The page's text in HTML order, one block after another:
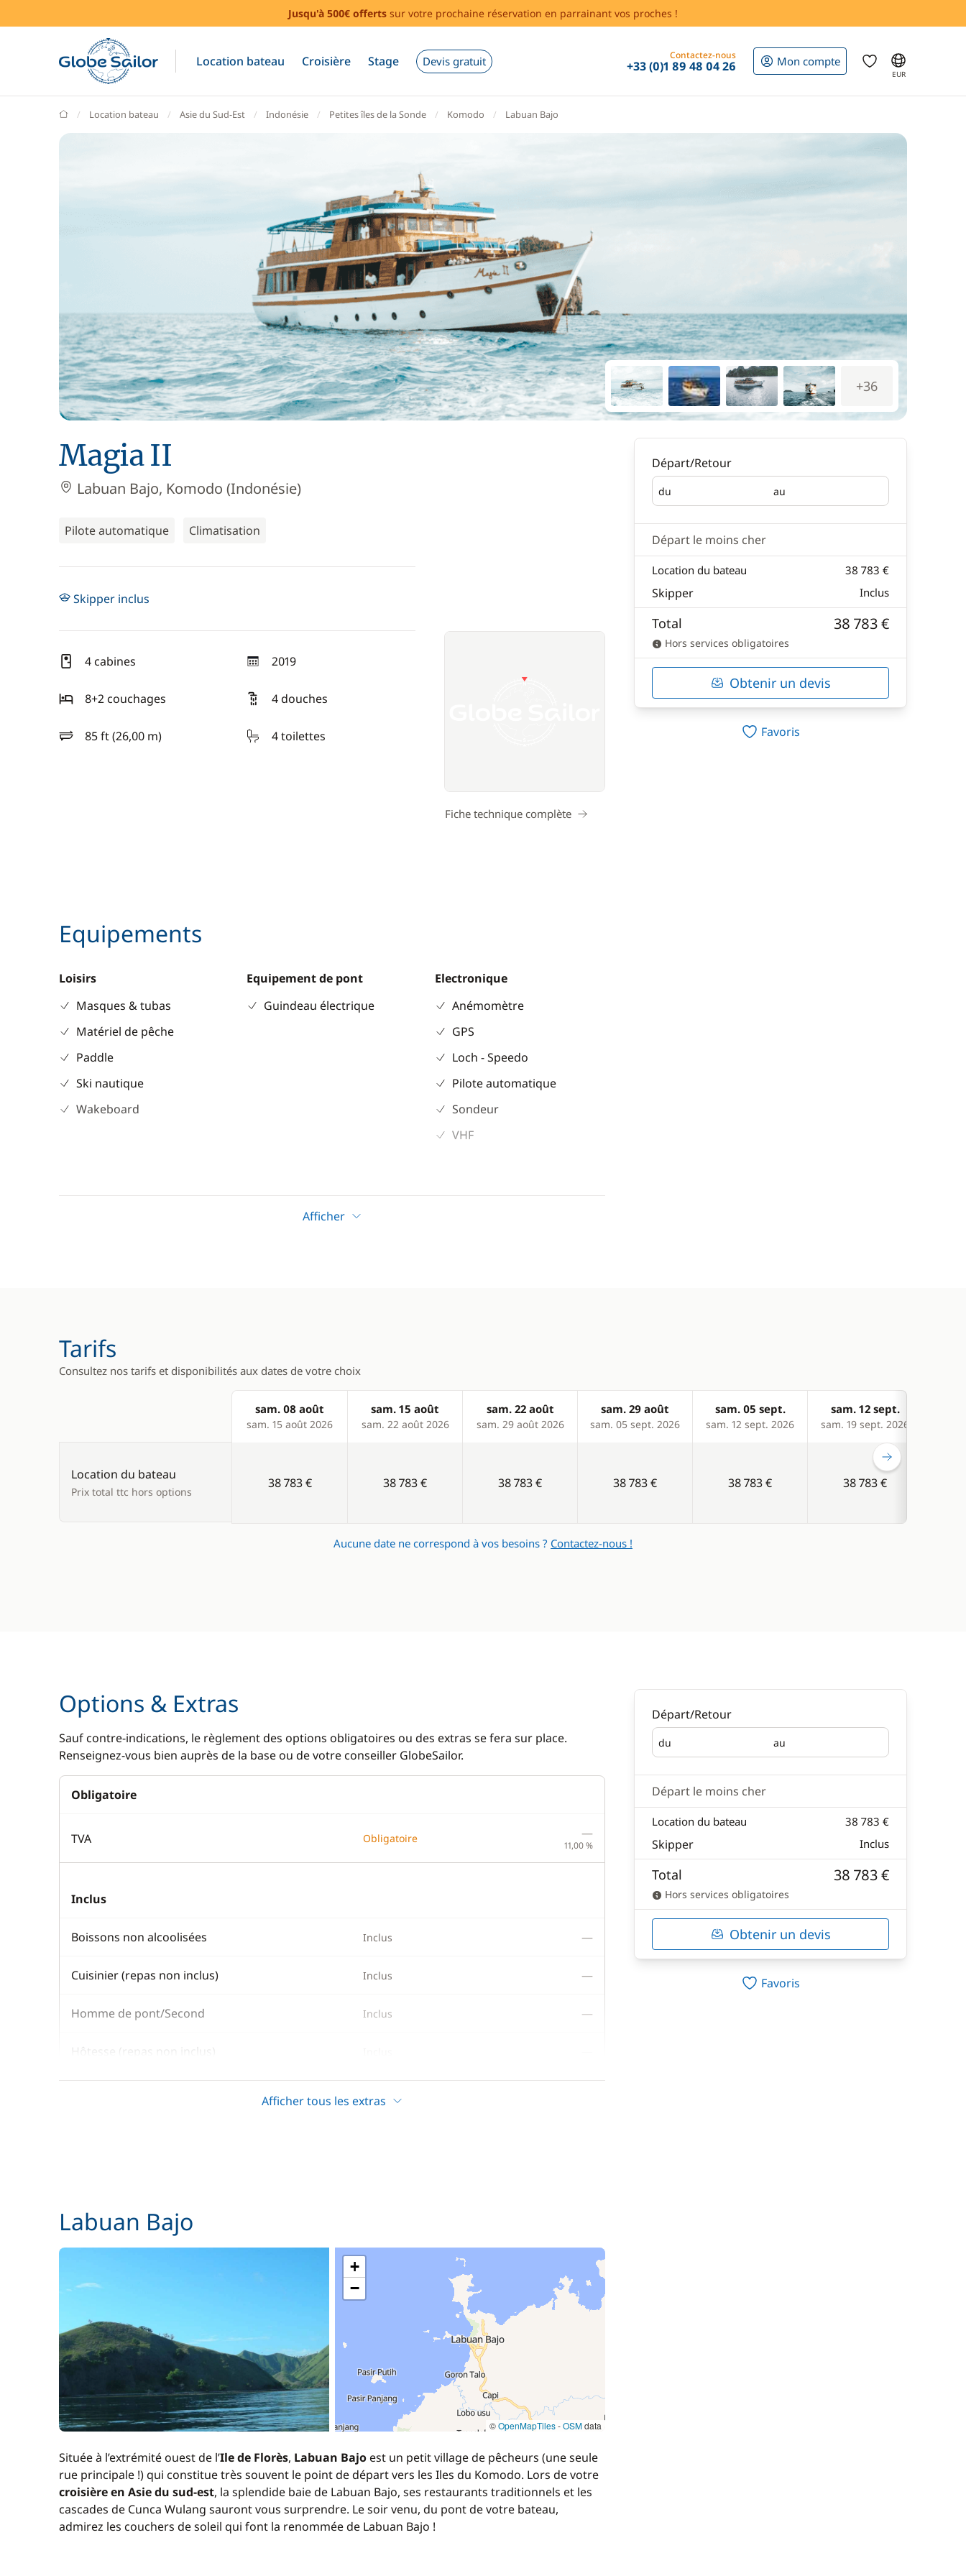
Jusqu'à 500€ offerts sur votre prochaine réservation en parrainant vos proches !
Location bateau Croisière Stage Devis gratuit Contactez-nous
+33 (0)1 89 48 04 26 Mon compte
EUR
GlobeSailor
Location bateau Asie du Sud-Est Indonésie Petites îles de la Sonde Komodo Labuan Bajo
+36
Magia II
Labuan Bajo, Komodo (Indonésie)
Pilote automatique Climatisation
Skipper inclus
4 cabines 2019
année
8+2 couchages
4 douches
85 ft (26,00 m)
longueur 4 toilettes
Fiche technique complète
Equipements
Loisirs
Masques & tubas
Matériel de pêche
Paddle
Ski nautique
Wakeboard
Equipement de pont
Guindeau électrique
Electronique
Anémomètre
GPS
Loch - Speedo
Pilote automatique
Sondeur
VHF
Afficher
Départ/Retour
du
Départ au
Retour
Départ le moins cher
Location du bateau 38 783 €
Skipper Inclus
Total 38 783 €
Hors services obligatoires
Obtenir un devis
Favoris
Tarifs
Consultez nos tarifs et disponibilités aux dates de votre choix
Products
sam. 08 août
sam. 15 août 2026
sam. 15 août
sam. 22 août 2026
sam. 22 août
sam. 29 août 2026
sam. 29 août
sam. 05 sept. 2026
sam. 05 sept.
sam. 12 sept. 2026
sam. 12 sept.
sam. 19 sept. 2026
Location du bateau
Prix total ttc hors options
38 783 € 38 783 € 38 783 € 38 783 € 38 783 € 38 783 €
Aucune date ne correspond à vos besoins ? Contactez-nous !
Options & Extras
Sauf contre-indications, le règlement des options obligatoires ou des extras se fera sur place.
Renseignez-vous bien auprès de la base ou de votre conseiller GlobeSailor.
Obligatoire
TVA Obligatoire —
11,00 %
Inclus
Boissons non alcoolisées Inclus —
Cuisinier (repas non inclus) Inclus —
Homme de pont/Second Inclus —
Hôtesse (repas non inclus)
Afficher tous les extras
Labuan Bajo
+
−
©OpenMapTiles-OSMdata
Située à l’extrémité ouest de l’Ile de Florès, Labuan Bajo est un petit village de pêcheurs (une seule
rue principale !) qui constitue très souvent le point de départ vers les Iles du Komodo. Lors de votre
croisière en Asie du sud-est, la splendide baie de Labuan Bajo, ses restaurants traditionnels et les
cascades de Cunca Wulang sauront vous surprendre. Le soir venu, du pont de votre bateau,
admirez les couchers de soleil qui font la renommée de Labuan Bajo !
Départ/Retour
du
Départ au
Retour
Départ le moins cher
Location du bateau 38 783 €
Skipper Inclus
Total 38 783 €
Hors services obligatoires
Obtenir un devis
Favoris